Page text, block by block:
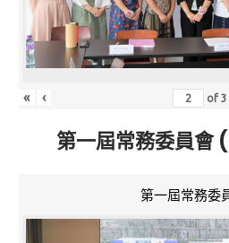
« ‹ of3
第一屆常務委員
第一屆常務委